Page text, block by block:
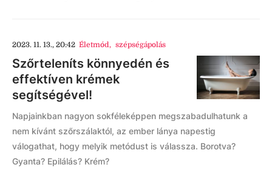
2023. 11. 13., 20:42 Életmód, szépségápolás
Szőrteleníts könnyedén és
effektíven krémek
segítségével!
Napjainkban nagyon sokféleképpen megszabadulhatunk a
nem kívánt szőrszálaktól, az ember lánya napestig
válogathat, hogy melyik metódust is válassza. Borotva?
Gyanta? Epilálás? Krém?